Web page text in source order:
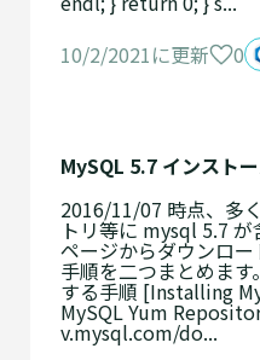
10/2/2021に更新
0
MySQL 5.7 インスト
2016/11/07 時点、多
トリ等に mysql 5.7
ページからダウンロ
手順を二つまとめま
する手順 [Installing
MySQL Yum
v.mysql.com/do...